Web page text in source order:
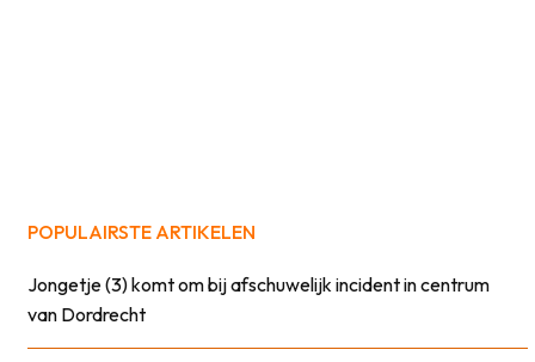
POPULAIRSTE ARTIKELEN
Jongetje (3) komt om bij afschuwelijk incident in centrum
van Dordrecht